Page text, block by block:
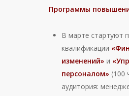
Программы
В марте стартуют
квалификации
изменений» и
персоналом» (100
аудитория: